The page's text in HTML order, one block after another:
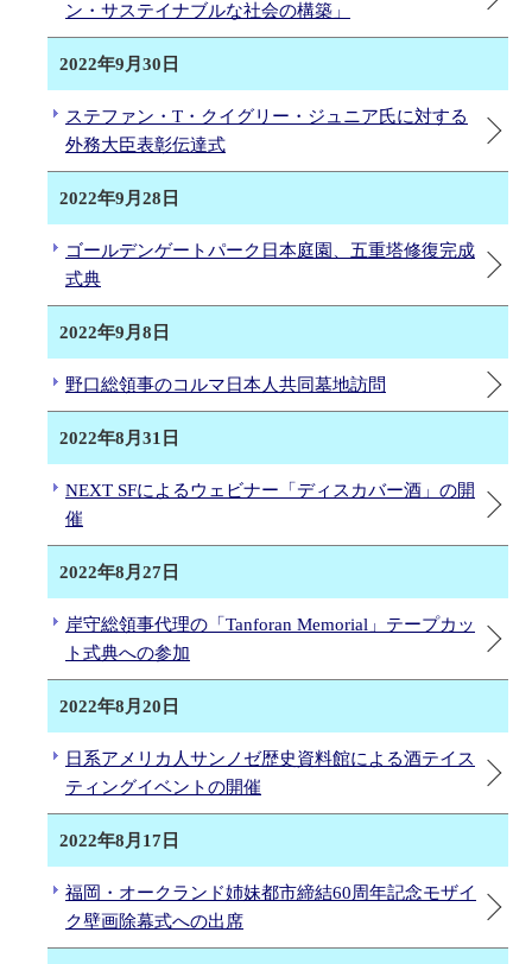
ン・サステイナブルな社会の構築」
2022年9月30日
ステファン・T・クイグリー・ジュニア氏に対する
外務大臣表彰伝達式
2022年9月28日
ゴールデンゲートパーク日本庭園、五重塔修復完成
式典
2022年9月8日
野口総領事のコルマ日本人共同墓地訪問
2022年8月31日
NEXT SFによるウェビナー「ディスカバー酒」の開
催
2022年8月27日
岸守総領事代理の「Tanforan Memorial」テープカッ
ト式典への参加
2022年8月20日
日系アメリカ人サンノゼ歴史資料館による酒テイス
ティングイベントの開催
2022年8月17日
福岡・オークランド姉妹都市締結60周年記念モザイ
ク壁画除幕式への出席